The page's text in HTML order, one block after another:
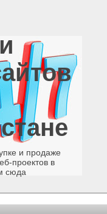
и продаже
проектов в
сюда